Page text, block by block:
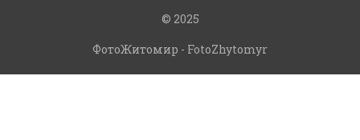
© 2025
ФотоЖитомир - FotoZhytomyr